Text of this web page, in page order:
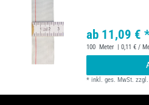
ab 11,09 €
100 Meter | 0,11 € /
*inkl. ges. MwSt.